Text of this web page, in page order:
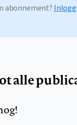
abonnement?
alle